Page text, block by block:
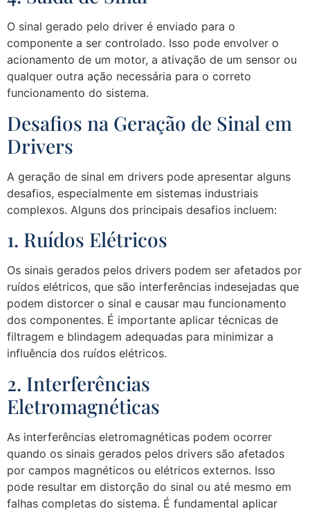
O sinal gerado pelo driver é enviado para o
componente a ser controlado. Isso pode envolver o
acionamento de um motor, a ativação de um sensor ou
qualquer outra ação necessária para o correto
funcionamento do sistema.
Desafios na Geração de Sinal em
Drivers
A geração de sinal em drivers pode apresentar alguns
desafios, especialmente em sistemas industriais
complexos. Alguns dos principais desafios incluem:
1. Ruídos Elétricos
Os sinais gerados pelos drivers podem ser afetados por
ruídos elétricos, que são interferências indesejadas que
podem distorcer o sinal e causar mau funcionamento
dos componentes. É importante aplicar técnicas de
filtragem e blindagem adequadas para minimizar a
influência dos ruídos elétricos.
2. Interferências
Eletromagnéticas
As interferências eletromagnéticas podem ocorrer
quando os sinais gerados pelos drivers são afetados
por campos magnéticos ou elétricos externos. Isso
pode resultar em distorção do sinal ou até mesmo em
falhas completas do sistema. É fundamental aplicar